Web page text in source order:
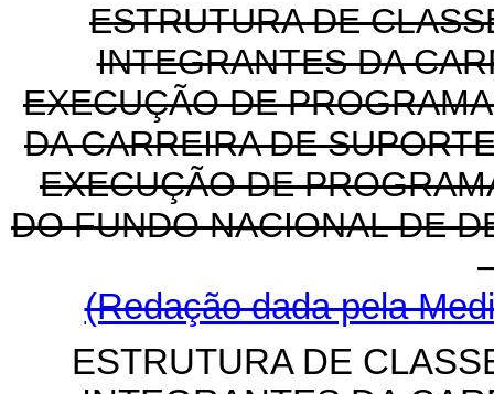
ESTRUTURA DE
INTEGRANTES DA
EXECUÇÃO DE
DA CARREIRA DE
EXECUÇÃO DE
DO FUNDO NACIONAL DE
(Redação dada pela
ESTRUTURA DE